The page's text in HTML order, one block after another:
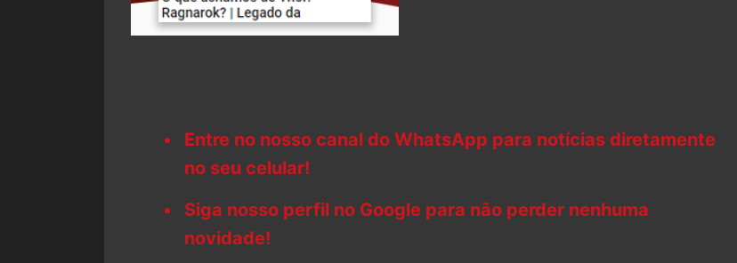
Entre no nosso canal do WhatsApp para notícias diretamente
no seu celular!
Siga nosso perfil no Google para não perder nenhuma
novidade!